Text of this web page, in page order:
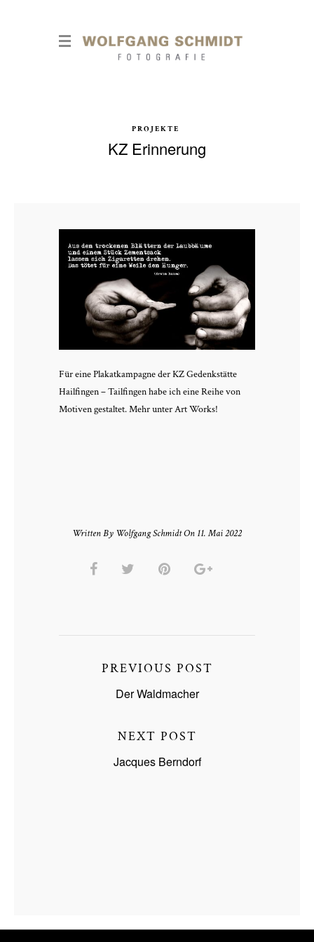
PROJEKTE
KZ Erinnerung
Für eine Plakatkampagne der KZ Gedenkstätte
Hailfingen – Tailfingen habe ich eine Reihe von
Motiven gestaltet. Mehr unter Art Works!
Written By Wolfgang Schmidt On 11. Mai 2022
PREVIOUS POST
Der Waldmacher
NEXT POST
Jacques Berndorf